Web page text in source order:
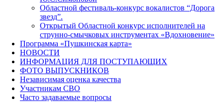
Областной фестиваль-конкурс вокалистов “Дорога
звезд”.
Открытый Областной конкурс исполнителей на
струнно-смычковых инструментах «Вдохновение»
Программа «Пушкинская карта»
НОВОСТИ
ИНФОРМАЦИЯ ДЛЯ ПОСТУПАЮЩИХ
ФОТО ВЫПУСКНИКОВ
Независимая оценка качества
Участникам СВО
Часто задаваемые вопросы